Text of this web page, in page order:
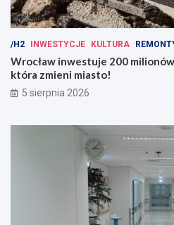
/H2 INWESTYCJE KULTURA
Wrocław inwestuje 200
która zmieni miasto!
5 sierpnia 2026